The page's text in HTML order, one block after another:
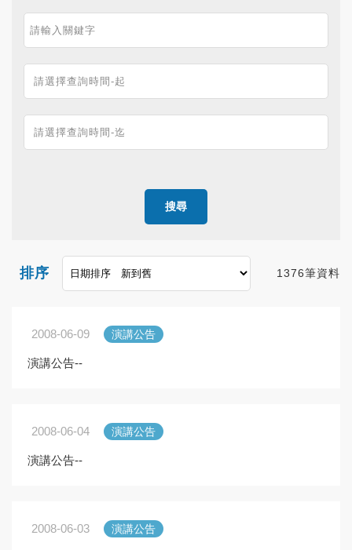
搜尋
1376筆資料
排序
2008-06-09 演講公告
演講公告--
2008-06-04 演講公告
演講公告--
2008-06-03 演講公告